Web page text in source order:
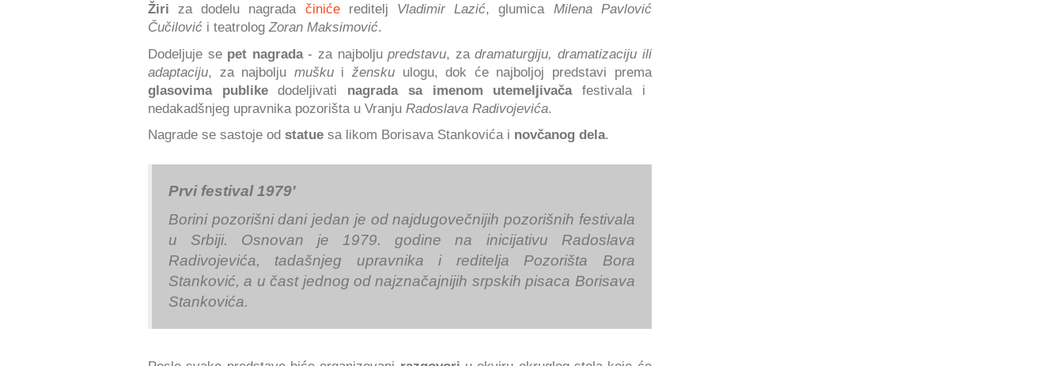
Žiri za dodelu nagrada činićereditelj Vladimir Lazić, glumica Milena Pavlović
Čučilović i teatrolog Zoran Maksimović.
Dodeljuje sepet nagrada- za najboljupredstavu, zadramaturgiju, dramatizaciju ili
adaptaciju, za najbolju muškuižensku ulogu, dok će najboljoj predstavi prema
glasovima publikedodeljivati nagrada sa imenom utemeljivačafestivala i
nedakadšnjeg upravnika pozorišta u Vranju Radoslava Radivojevića.
Nagrade se sastoje od statue sa likom Borisava Stankovića i novčanog dela.
Prvi festival 1979'
Borini pozorišni dani jedan je od najdugovečnijih pozorišnih festivala
u Srbiji. Osnovan je 1979. godine na inicijativu Radoslava
Radivojevića, tadašnjeg upravnika i reditelja Pozorišta Bora
Stanković, a u čast jednog od najznačajnijih srpskih pisaca Borisava
Stankovića.